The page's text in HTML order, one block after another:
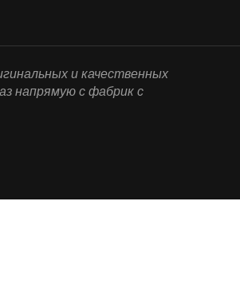
и качественных
напрямую с фабрик с